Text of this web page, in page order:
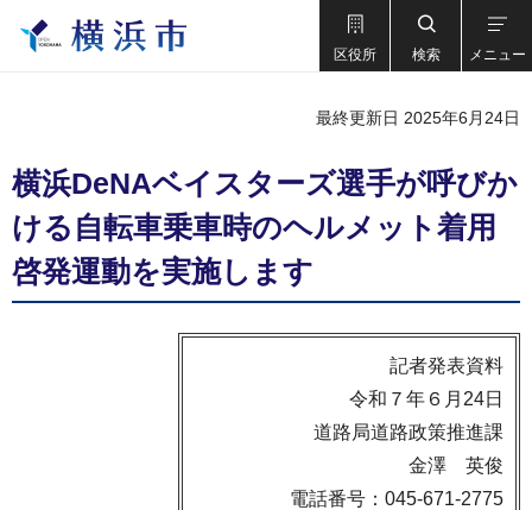
区役所 検索 メニュー
最終更新日 2025年6月24日
横浜DeNAベイスターズ選手が呼びか
ける自転車乗車時のヘルメット着用
啓発運動を実施します
記者発表資料
令和７年６月24日
道路局道路政策推進課
金澤 英俊
電話番号：045-671-2775